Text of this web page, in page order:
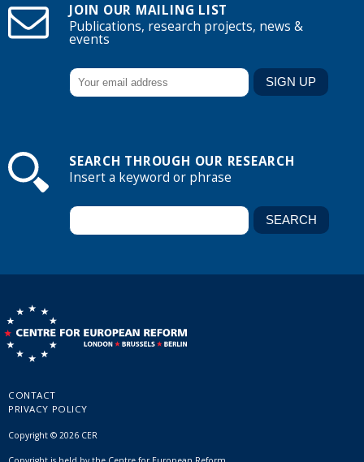
JOIN OUR MAILING LIST
Publications, research projects, news &
events
SEARCH THROUGH OUR RESEARCH
Insert a keyword or phrase
CONTACT
PRIVACY POLICY
Copyright © 2026 CER